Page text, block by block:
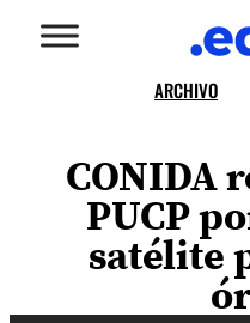
ARCHIVO
CONIDA
PUCP
satélite